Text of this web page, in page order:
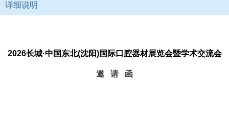
详细说明
2026长城·中国东北(沈阳)国际口腔器材展览会暨学术交流会
邀 请 函